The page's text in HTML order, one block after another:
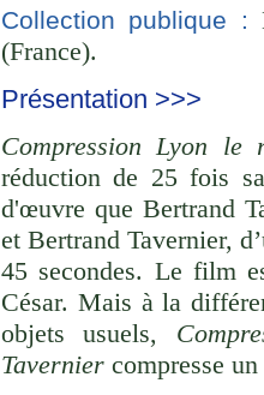
Collection publique :
(France).
Présentation >>>
Compression Lyon le
réduction de 25 fois
d'œuvre que Bertrand
et Bertrand Tavernier,
45 secondes. Le film
César. Mais à la
objets usuels,
Tavernier compresse